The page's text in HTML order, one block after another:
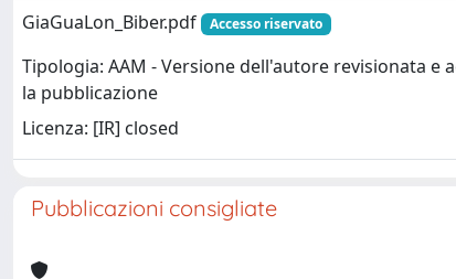
GiaGuaLon_Biber.pdf
Accesso riservato
Tipologia: AAM - Versione dell'autore revisionata e
la pubblicazione
Licenza: [IR] closed
Pubblicazioni consigliate